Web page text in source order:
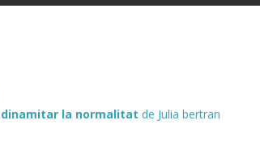
dinamitar la normalitat de Julia bertran